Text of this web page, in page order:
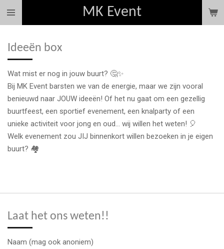
Ga
direct
de
hoofdinhoud
MK Event
Ideeën box
Wat mist er nog in jouw buurt? 🤔✨
​Bij MK Event barsten we van de energie, maar we zijn vooral
benieuwd naar JOUW ideeën! Of het nu gaat om een gezellig
buurtfeest, een sportief evenement, een knalparty of een
unieke activiteit voor jong en oud... wij willen het weten! 🎈
​Welk evenement zou JIJ binnenkort willen bezoeken in je eigen
buurt? 🏘️
Laat het ons weten!!
Naam (mag ook anoniem)